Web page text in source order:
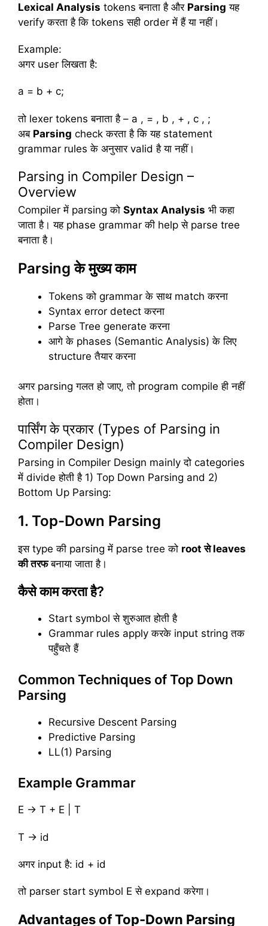
Lexical Analysis tokens बनाता है और Parsing यह
verify करता है कि tokens सही order में हैं या नहीं।
Example:
अगर user लिखता है:
a = b + c;
तो lexer tokens बनाता है – a , = , b , + , c , ;
अब Parsing check करता है कि यह statement
grammar rules के अनुसार valid है या नहीं।
Parsing in Compiler Design –
Overview
Compiler में parsing को Syntax Analysis भी कहा
जाता है। यह phase grammar की help से parse tree
बनाता है।
Parsing के मुख्य काम
Tokens को grammar के साथ match करना
Syntax error detect करना
Parse Tree generate करना
आगे के phases (Semantic Analysis) के लिए
structure तैयार करना
अगर parsing गलत हो जाए, तो program compile ही नहीं
होता।
पार्सिंग के प्रकार (Types of Parsing in
Compiler Design)
Parsing in Compiler Design mainly दो categories
में divide होती है 1) Top Down Parsing and 2)
Bottom Up Parsing:
1. Top-Down Parsing
इस type की parsing में parse tree को rootसे leaves
कीतरफबनाया जाता है।
कैसे काम करता है?
Start symbol से शुरुआत होती है
Grammar rules apply करके input string तक
पहुँचते हैं
Common Techniques of Top Down
Parsing
Recursive Descent Parsing
Predictive Parsing
LL(1) Parsing
Example Grammar
E → T + E | T
T → id
अगर input है: id + id
तो parser start symbol E से expand करेगा।
Advantages of Top-Down Parsing